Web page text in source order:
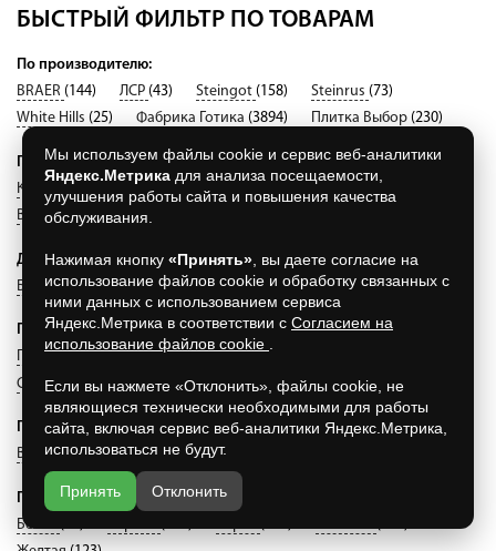
БЫСТРЫЙ ФИЛЬТР ПО ТОВАРАМ
По производителю:
BRAER (144) ЛСР (43) Steingot (158) Steinrus (73)
White Hills (25) Фабрика Готика (3894) Плитка Выбор (230)
По материалу:
Клинкерная
Бетонная
Вибропрессованная
Другое:
Бордюры(4619) Круговая(4619) Новый город(4619)
По форме:
Прямоугольник(197) Классико(21)
Старый город(142) Ромб(14)
По коллекции:
Волна(0) Ландхаус(28) Листопад
По цвету:
Белая
Мы используем файлы cookie и сервис веб-аналитики
Яндекс.Метрика для анализа посещаемости,
улучшения работы сайта и повышения качества
обслуживания.
Нажимая кнопку «Принять» , вы даете согласие на
использование файлов cookie и обработку связанных с
ними данных с использованием сервиса
Яндекс.Метрика в соответствии с Согласием на
использование файлов cookie
Если вы нажмете «Отклонить», файлы cookie, не
являющиеся технически необходимыми для работы
сайта, включая сервис веб-аналитики Яндекс.Метрика,
использоваться не будут.
Принять Отклонить